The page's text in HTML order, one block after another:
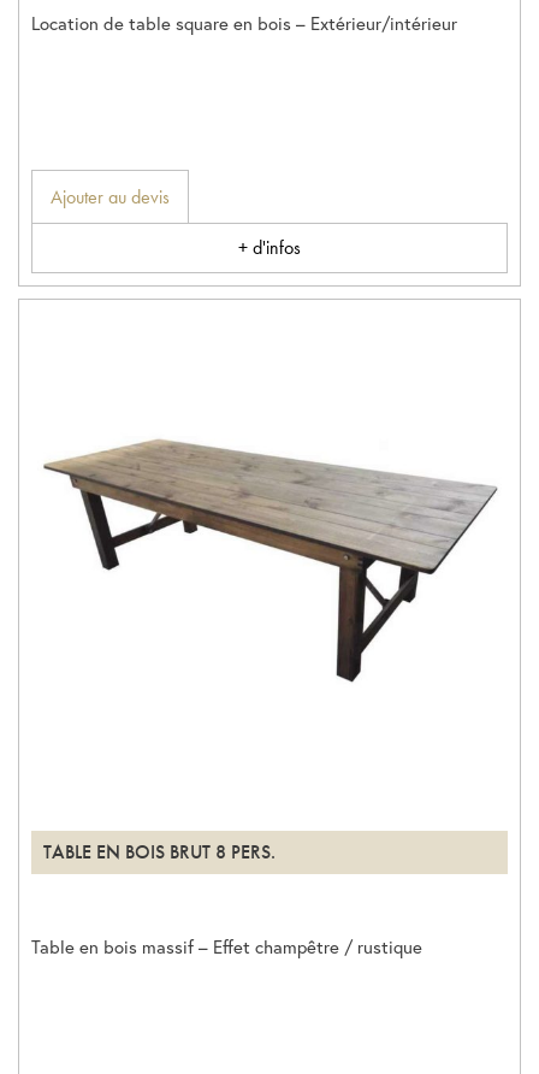
Location de table square en bois – Extérieur/intérieur
Ajouter au devis
+ d'infos
TABLE EN BOIS BRUT 8 PERS.
Table en bois massif – Effet champêtre / rustique